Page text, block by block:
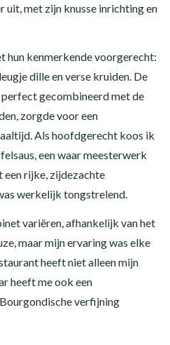
uit, met zijn knusse inrichting en
hun kenmerkende voorgerecht:
dille en verse kruiden. De
gecombineerd met de
zorgde voor een
Als hoofdgerecht koos ik
een waar meesterwerk
een rijke, zijdezachte
werkelijk tongstrelend.
variëren, afhankelijk van het
maar mijn ervaring was elke
heeft niet alleen mijn
heeft me ook een
verfijning